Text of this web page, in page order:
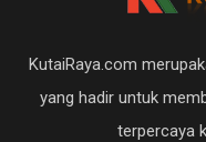
KutaiRaya.com
yang hadir untuk
terpercaya